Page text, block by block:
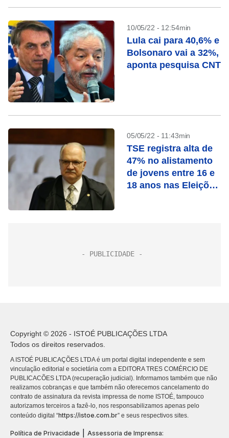
10/05/22 - 12:54min
Lula cai para 40,6% e
Bolsonaro vai a 32%,
aponta pesquisa CNT
05/05/22 - 11:43min
TSE registra alta de
47% no alistamento
de jovens entre 16 e
18 anos nas Eleições
Copyright © 2026 - ISTOÉ PUBLICAÇÕES LTDA
Todos os direitos reservados.
A ISTOÉ PUBLICAÇÕES LTDA é um portal digital independente e sem
vinculação editorial e societária com a EDITORA TRES COMÉRCIO DE
PUBLICACÕES LTDA (recuperação judicial). Informamos também que não
realizamos cobranças e que também não oferecemos cancelamento do
contrato de assinatura da revista impressa de nome ISTOÉ, tampouco
autorizamos terceiros a fazê-lo, nos responsabilizamos apenas pelo
conteúdo digital “https://istoe.com.br” e seus respectivos sites.
Política de Privacidade Assessoria de Imprensa: